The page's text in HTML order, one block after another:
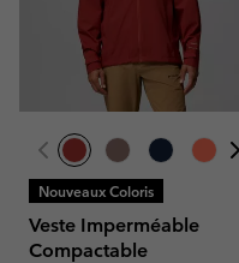
Nouveaux Coloris
Veste Imperméable
Compactable